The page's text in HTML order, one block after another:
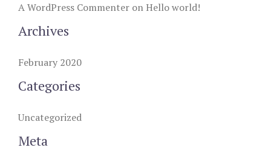
A WordPress Commenter on Hello world!
Archives
February 2020
Categories
Uncategorized
Meta